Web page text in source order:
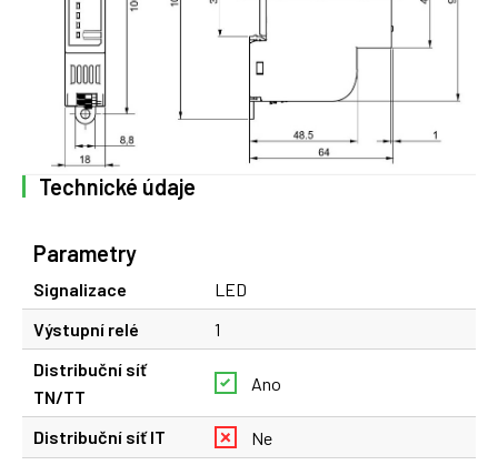
Technické údaje
Parametry
Signalizace
LED
Výstupní relé
1
Distribuční síť
TN/TT
Ano
Distribuční síť IT
Ne